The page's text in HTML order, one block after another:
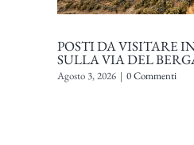
POSTI DA VISITARE
SULLA VIA DEL
Agosto 3, 2026 | 0 Commenti